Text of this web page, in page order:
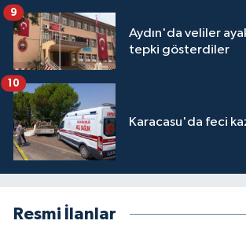
Aydın'da veliler
tepki gösterdiler
9
Karacasu'da feci
10
Resmi İlanlar